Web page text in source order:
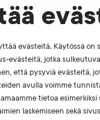
evästeitä. Käytössä on
evästeitä, jotka
että pysyviä evästeitä,
avulla voimme
tietoa
laskemiseen sekä
lääketieteelliseksi